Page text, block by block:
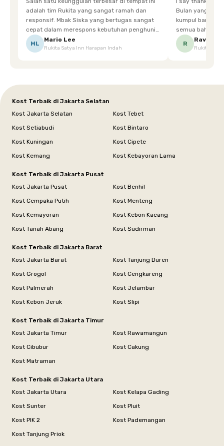
adalah tim Rukita yang sangat ramah dan
responsif. Mbak Siska yang bertugas sangat
cepat dalam merespons kebutuhan penghuni.
Ketika saya meminta keset karena sempat
terpeleset, permintaan tersebut langsung
ML
Mario Lee
Rukita Satya Inn Harapan Indah
Bulan yang super happy! banyak
kumpul bareng
semua bahagia
mgkn saran dari air aja & kebersihan lebih di
R
Ravena
Rukita
Kost Terbaik di Jakarta Selatan
Kost Jakarta Selatan
Kost Tebet
Kost Setiabudi
Kost Bintaro
Kost Kuningan
Kost Cipete
Kost Kemang
Kost Kebayoran Lama
Kost Terbaik di Jakarta Pusat
Kost Jakarta Pusat
Kost Benhil
Kost Cempaka Putih
Kost Menteng
Kost Kemayoran
Kost Kebon Kacang
Kost Tanah Abang
Kost Sudirman
Kost Terbaik di Jakarta Barat
Kost Jakarta Barat
Kost Tanjung Duren
Kost Grogol
Kost Cengkareng
Kost Palmerah
Kost Jelambar
Kost Kebon Jeruk
Kost Slipi
Kost Terbaik di Jakarta Timur
Kost Jakarta Timur
Kost Rawamangun
Kost Cibubur
Kost Cakung
Kost Matraman
Kost Terbaik di Jakarta Utara
Kost Jakarta Utara
Kost Kelapa Gading
Kost Sunter
Kost Pluit
Kost PIK 2
Kost Pademangan
Kost Tanjung Priok